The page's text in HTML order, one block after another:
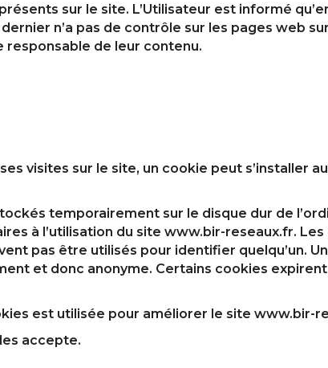
sur le site. L’Utilisateur est informé
n’a pas de contrôle sur les pages web
responsable de leur contenu.
visites sur le site, un cookie peut s’installer
temporairement sur le disque dur de
à l’utilisation du site www.bir-reseaux.fr.
pas être utilisés pour identifier quelqu’un.
et donc anonyme. Certains cookies expirent
est utilisée pour améliorer le site www.bir-
accepte.